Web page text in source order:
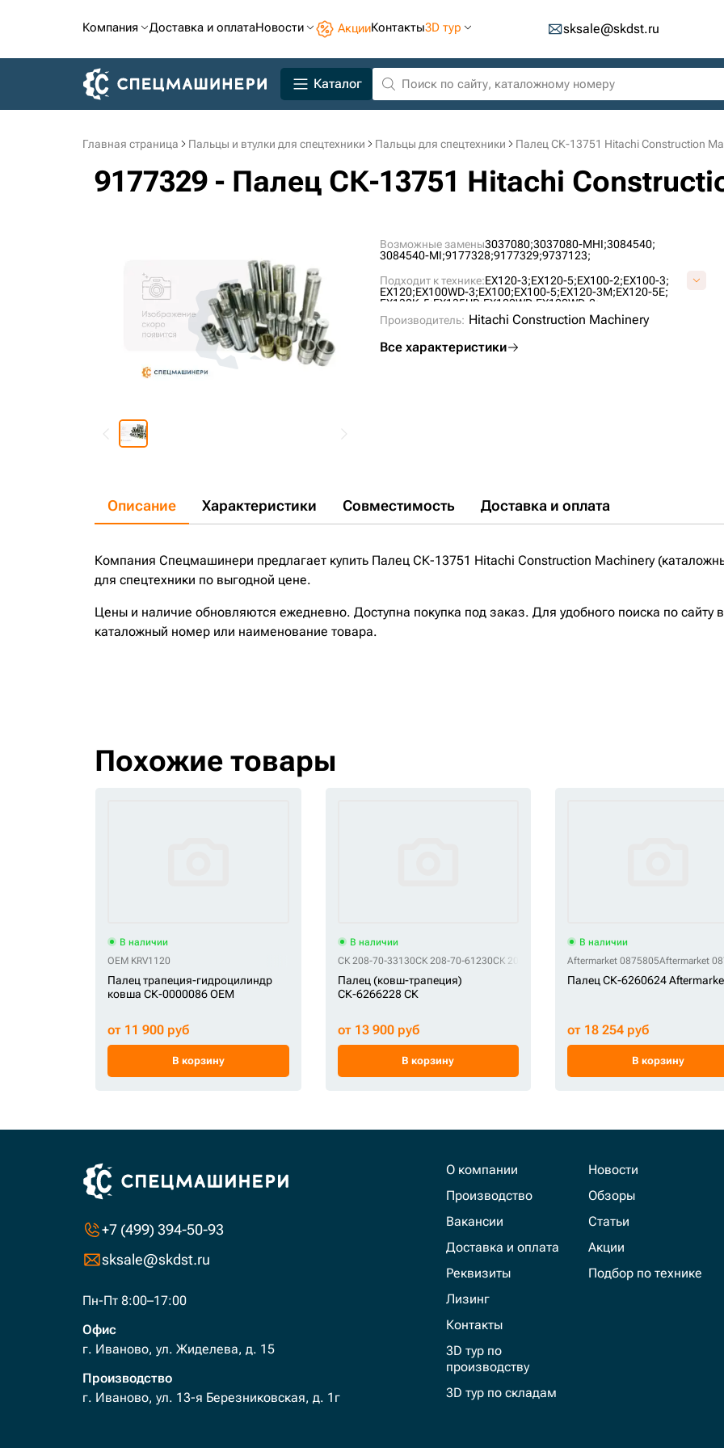
Компания Доставка и оплатаНовости АкцииКонтакты3D тур sksale@skdst.ru
Каталог
Главная страница Пальцы и втулки для спецтехники Пальцы для спецтехники Палец СК-13751 Hitachi Construction
9177329 - Палец СК-13751 Hitachi
Возможные замены3037080;3037080-MHI;3084540;
3084540-MI;9177328;9177329;9737123;
Подходит к технике:EX120-3;EX120-5;EX100-2;EX100-3;
EX120;EX100WD-3;EX100;EX100-5;EX120-3M;EX120-5E;
EX130K-5;EX135UR;EX100WD;EX100WD-2;
Производитель: Hitachi Construction Machinery
Все характеристики
Описание Характеристики Совместимость Доставка и оплата
Компания Спецмашинери предлагает купить Палец СК-13751 Hitachi Construction Machinery
для спецтехники по выгодной цене.
Цены и наличие обновляются ежедневно. Доступна покупка под заказ. Для удобного поиска по сайту
каталожный номер или наименование товара.
Похожие товары
В наличии
OEM KRV1120
Палец трапеция-гидроцилиндр
ковша СК-0000086 OEM
от 11 900 руб
В корзину
В наличии
СК 208-70-33130СК 208-70-61230СК 208-70-73520
Палец (ковш-трапеция)
СК-6266228 СК
от 13 900 руб
В корзину
В наличии
Aftermarket 0875805Aftermarket
Палец СК-6260624
от 18 254 руб
В корзину
+7 (499) 394-50-93
sksale@skdst.ru
Пн-Пт 8:00–17:00
Офис
г. Иваново, ул. Жиделева, д. 15
Производство
г. Иваново, ул. 13-я Березниковская, д. 1г
О компании
Производство
Вакансии
Доставка и оплата
Реквизиты
Лизинг
Контакты
3D тур по
производству
3D тур по складам
Новости
Обзоры
Статьи
Акции
Подбор по технике